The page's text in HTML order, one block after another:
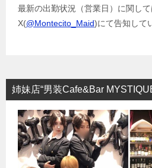
最新の出勤状況（営業日）に関し
X(@Montecito_Maid)にて告知して
姉妹店“男装Cafe&Bar